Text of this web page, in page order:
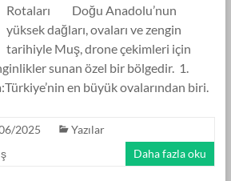
Rotaları Doğu Anadolu’nun
yüksek dağları, ovaları ve zengin
tarihiyle Muş, drone çekimleri için
sunan özel bir bölgedir. 1.
en büyük ovalarından biri.
2025
Yazılar
Daha fazla oku